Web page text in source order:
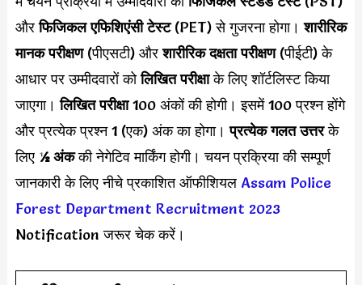
औरफिजिकल एफिशिएंसी टेस्ट(PET) से गुजरना होगा।शारीरिक
मानक परीक्षण(पीएसटी) औरशारीरिक दक्षता परीक्षण(पीईटी) के
आधार पर उम्मीदवारों कोलिखित परीक्षाके लिए शॉर्टलिस्ट किया
जाएगा। लिखित परीक्षा100 अंकों की होगी। इसमें 100 प्रश्न होंगे
और प्रत्येक प्रश्न 1 (एक) अंक का होगा।प्रत्येक गलत उत्तरके
लिए ½ अंककी नेगेटिव मार्किंग होगी। चयन प्रक्रिया की सम्पूर्ण
जानकारी के लिए नीचे प्रकाशित ऑफीशियल Assam Police
Forest Department Recruitment 2023
Notification जरूर चेक करें।